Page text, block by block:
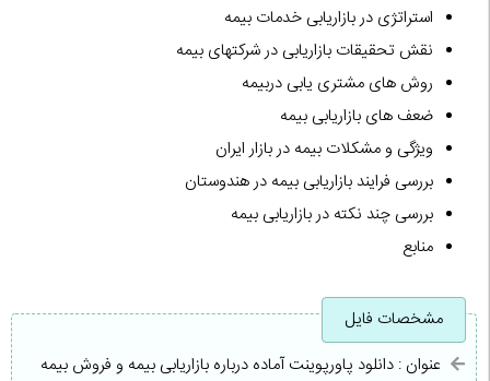
استراتژی در بازاریابی خدمات بیمه
نقش تحقیقات بازاریابی در شرکت‏های بیمه
روش های مشتری یابی دربیمه
ضعف های بازاریابی بیمه
ویژگی و مشکلات بیمه در بازار ایران
بررسی فرایند بازاریابی بیمه در هندوستان
بررسی چند نکته در بازاریابی بیمه
منابع
مشخصات فایل
عنوان : دانلود پاورپوینت آماده درباره بازاریابی بیمه و فروش بیمه